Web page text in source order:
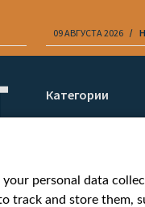
09 АВГУСТА 2026
Категории
Новости
Онлайн
your personal data
track and store them,